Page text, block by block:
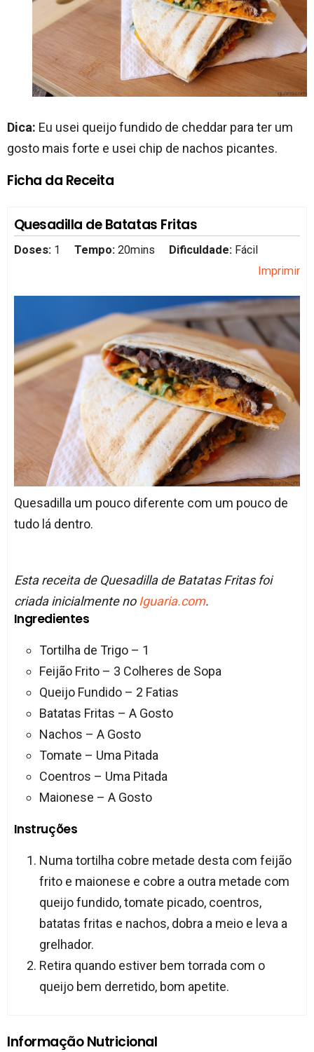
Dica: Eu usei queijo fundido de cheddar para ter um
gosto mais forte e usei chip de nachos picantes.
Ficha da Receita
Quesadilla de Batatas Fritas
Doses: 1 Tempo: 20mins Dificuldade: Fácil
Imprimir
Quesadilla um pouco diferente com um pouco de
tudo lá dentro.
Esta receita de Quesadilla de Batatas Fritas foi
criada inicialmente noIguaria.com.
Ingredientes
Tortilha de Trigo – 1
Feijão Frito – 3 Colheres de Sopa
Queijo Fundido – 2 Fatias
Batatas Fritas – A Gosto
Nachos – A Gosto
Tomate – Uma Pitada
Coentros – Uma Pitada
Maionese – A Gosto
Instruções
Numa tortilha cobre metade desta com feijão
frito e maionese e cobre a outra metade com
queijo fundido, tomate picado, coentros,
batatas fritas e nachos, dobra a meio e leva a
grelhador.
Retira quando estiver bem torrada com o
queijo bem derretido, bom apetite.
Informação Nutricional